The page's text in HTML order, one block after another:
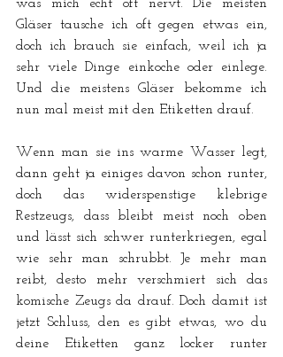
was mich echt oft nervt. Die meisten
Gläser tausche ich oft gegen etwas ein,
doch ich brauch sie einfach, weil ich ja
sehr viele Dinge einkoche oder einlege.
Und die meistens Gläser bekomme ich
nun mal meist mit den Etiketten drauf.
Wenn man sie ins warme Wasser legt,
dann geht ja einiges davon schon runter,
doch das widerspenstige klebrige
Restzeugs, dass bleibt meist noch oben
und lässt sich schwer runterkriegen, egal
wie sehr man schrubbt. Je mehr man
reibt, desto mehr verschmiert sich das
komische Zeugs da drauf. Doch damit ist
jetzt Schluss, den es gibt etwas, wo du
deine Etiketten ganz locker runter